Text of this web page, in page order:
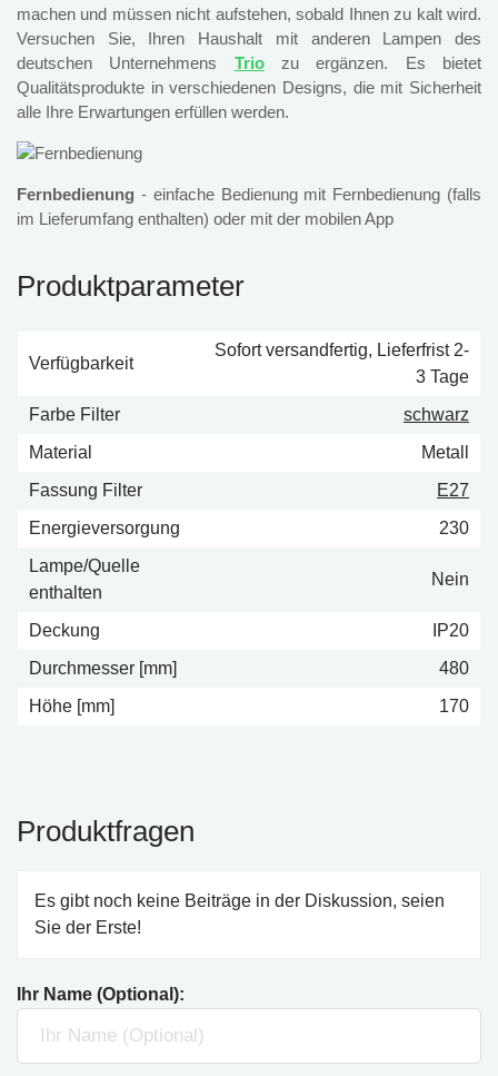
machen und müssen nicht aufstehen, sobald Ihnen zu kalt wird.
Versuchen Sie, Ihren Haushalt mit anderen Lampen des
deutschen Unternehmens Triozu ergänzen. Es bietet
Qualitätsprodukte in verschiedenen Designs, die mit Sicherheit
alle Ihre Erwartungen erfüllen werden.
Fernbedienung - einfache Bedienung mit Fernbedienung (falls
im Lieferumfang enthalten) oder mit der mobilen App
Produktparameter
Verfügbarkeit
Sofort versandfertig, Lieferfrist 2-
3 Tage
Farbe Filter
schwarz
Material
Metall
Fassung Filter
E27
Energieversorgung
230
Lampe/Quelle
enthalten
Nein
Deckung
IP20
Durchmesser [mm]
480
Höhe [mm]
170
Produktfragen
Es gibt noch keine Beiträge in der Diskussion, seien
Sie der Erste!
Ihr Name (Optional):